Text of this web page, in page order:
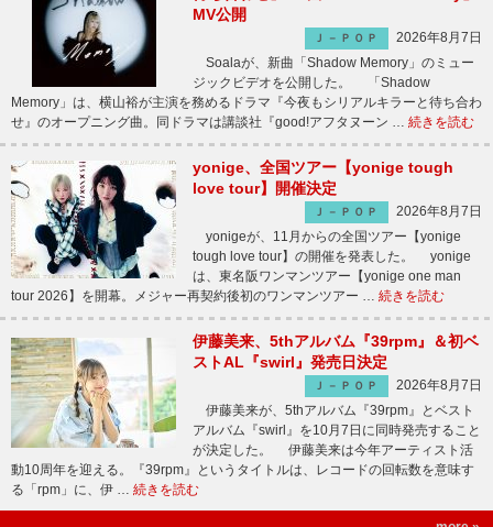
MV公開
Ｊ－ＰＯＰ
2026年8月7日
Soalaが、新曲「Shadow Memory」のミュー
ジックビデオを公開した。 「Shadow
Memory」は、横山裕が主演を務めるドラマ『今夜もシリアルキラーと待ち合わ
せ』のオープニング曲。同ドラマは講談社『good!アフタヌーン … 続きを読む
yonige、全国ツアー【yonige tough
love tour】開催決定
Ｊ－ＰＯＰ
2026年8月7日
yonigeが、11月からの全国ツアー【yonige
tough love tour】の開催を発表した。 yonige
は、東名阪ワンマンツアー【yonige one man
tour 2026】を開幕。メジャー再契約後初のワンマンツアー … 続きを読む
伊藤美来、5thアルバム『39rpm』＆初ベ
ストAL『swirl』発売日決定
Ｊ－ＰＯＰ
2026年8月7日
伊藤美来が、5thアルバム『39rpm』とベスト
アルバム『swirl』を10月7日に同時発売すること
が決定した。 伊藤美来は今年アーティスト活
動10周年を迎える。『39rpm』というタイトルは、レコードの回転数を意味す
る「rpm」に、伊 … 続きを読む